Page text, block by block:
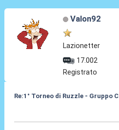
Valon92
Lazionetter
17.002
Registrato
Re:1° Torneo di Ruzzle - Gruppo C